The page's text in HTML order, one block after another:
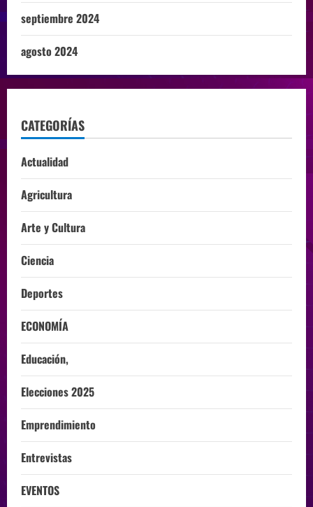
septiembre 2024
agosto 2024
CATEGORÍAS
Actualidad
Agricultura
Arte y Cultura
Ciencia
Deportes
ECONOMÍA
Educación,
Elecciones 2025
Emprendimiento
Entrevistas
EVENTOS